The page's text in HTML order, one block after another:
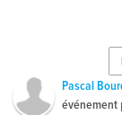
Pascal
événement